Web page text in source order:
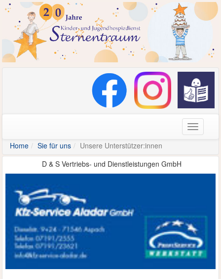
Home
Sie für uns
Unsere Unterstützer:innen
D & S Vertriebs- und Dienstleistungen GmbH